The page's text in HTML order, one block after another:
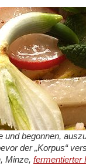
und begonnen,
der „Korpus“
Minze, fermentierter